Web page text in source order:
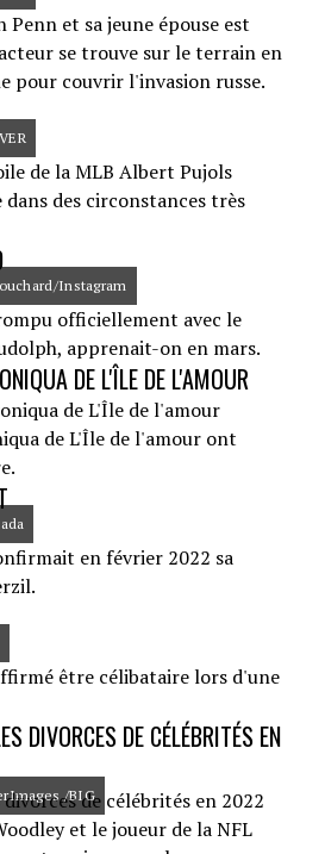
Penn et sa jeune épouse est
se trouve sur le terrain en
pour couvrir l'invasion russe.
de la MLB Albert Pujols
des circonstances très
Instagram
officiellement avec le
apprenait-on en mars.
DE L'ÎLE DE L'AMOUR
de L'Île de l'amour ont
en février 2022 sa
être célibataire lors d'une
DIVORCES DE CÉLÉBRITÉS EN
/BIG
et le joueur de la NFL